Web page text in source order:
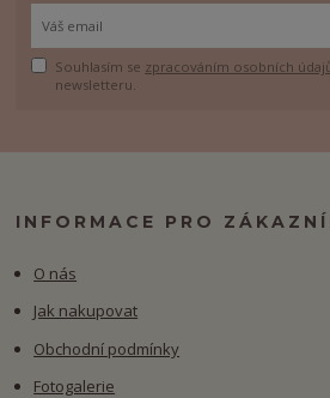
Souhlasím se zpracováním osobních
newsletteru.
INFORMACE PRO
O nás
Jak nakupovat
Obchodní podmínky
Fotogalerie